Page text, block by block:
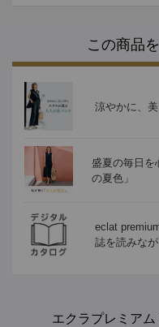
この商品
涼やかに、
盛夏の毎日を
の夏色」
eclat
誌を読みな
エクラプレミア